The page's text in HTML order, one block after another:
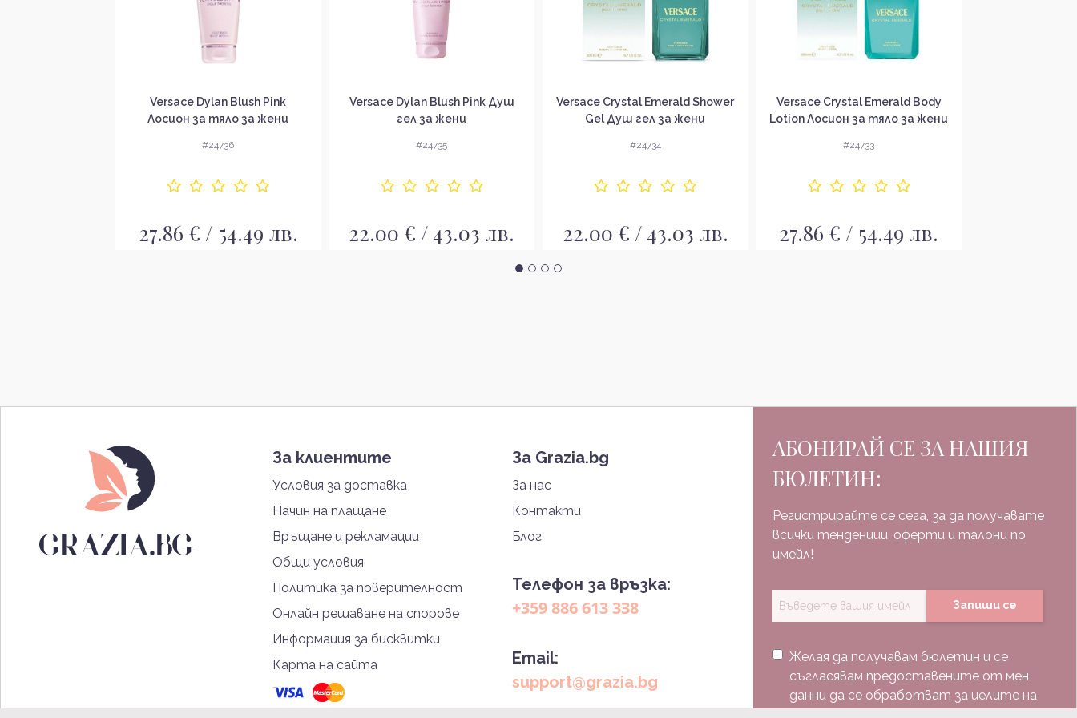
Versace Dylan Blush Pink
Лосион за тяло за жени
#24736
27.86 € / 54.49 лв.
Versace Dylan Blush Pink Душ
гел за жени
#24735
22.00 € / 43.03 лв.
Versace Crystal Emerald Shower
Gel Душ гел за жени
#24734
22.00 € / 43.03 лв.
Versace Crystal Emerald Body
Lotion Лосион за тяло за жени
#24733
27.86 € / 54.49 лв.
За клиентите
Условия за доставка
Начин на плащане
Връщане и рекламации
Общи условия
Политика за поверителност
Онлайн решаване на спорове
Информация за бисквитки
Карта на сайта
За Grazia.bg
За нас
Контакти
Блог
Телефон за връзка:
+359 886 613 338
Email:
support@grazia.bg
АБОНИРАЙ СЕ ЗА НАШИЯ
БЮЛЕТИН:
Регистрирайте се сега, за да получавате
всички тенденции, оферти и талони по
имейл!
Запиши се
Желая да получавам бюлетин и се
съгласявам предоставените от мен
данни да се обработват за целите на